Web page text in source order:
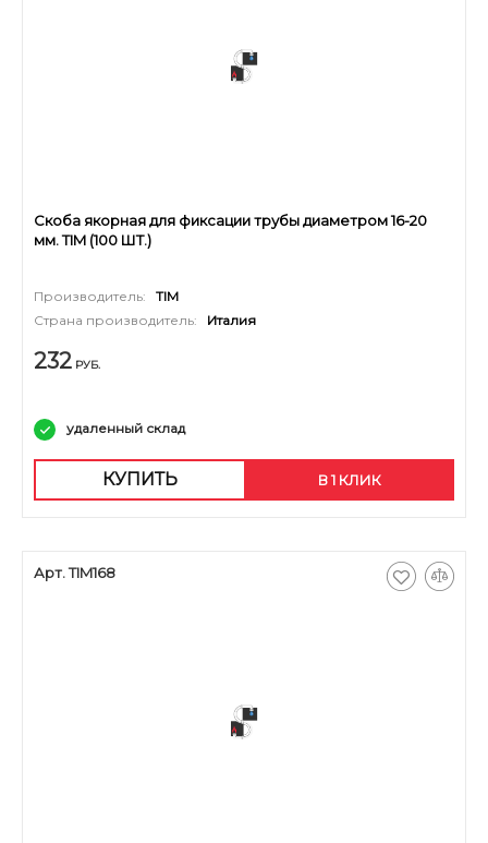
Скоба якорная для фиксации трубы диаметром 16-20
мм. TIM (100 ШТ.)
Производитель:
TIM
Страна производитель:
Италия
232 РУБ.
удаленный склад
КУПИТЬ В 1 КЛИК
Арт. TIM168